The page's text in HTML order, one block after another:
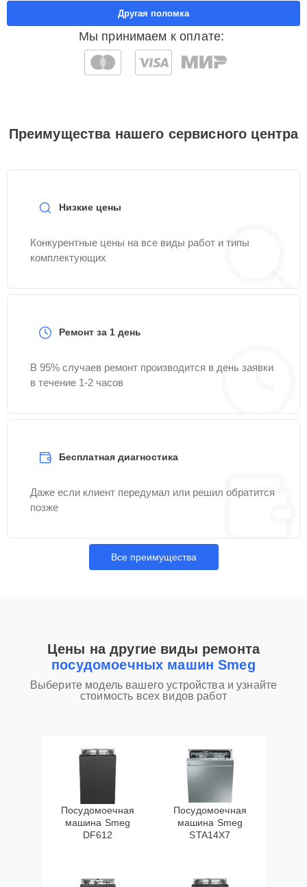
Мы принимаем к оплате:
Другая поломка
Преимущества нашего сервисного центра
Низкие цены
Конкурентные цены на все виды работ и типы
комплектующих
Ремонт за 1 день
В 95% случаев ремонт производится в день заявки
в течение 1-2 часов
Бесплатная диагностика
Даже если клиент передумал или решил обратится
позже
Все преимущества
Цены на другие виды ремонта
посудомоечных машин Smeg
Выберите модель вашего устройства и узнайте
стоимость всех видов работ
Посудомоечная
машина Smeg
DF612
Посудомоечная
машина Smeg
STA14X7